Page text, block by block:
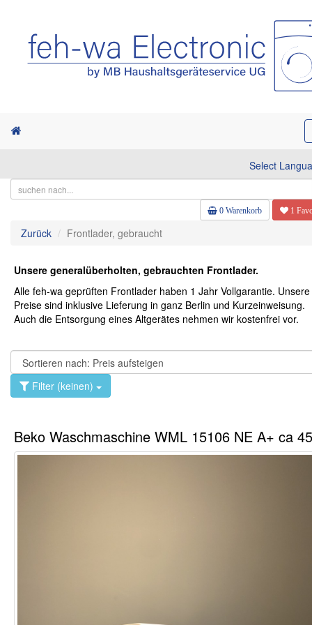
Select
0 Warenkorb 1
Zurück Frontlader, gebraucht
Unsere generalüberholten, gebrauchten Frontlader.
Alle feh-wa geprüften Frontlader haben 1 Jahr Vollgarantie. Unsere
Preise sind inklusive Lieferung in ganz Berlin und Kurzeinweisung.
Auch die Entsorgung eines Altgerätes nehmen wir kostenfrei vor.
Filter (keinen)